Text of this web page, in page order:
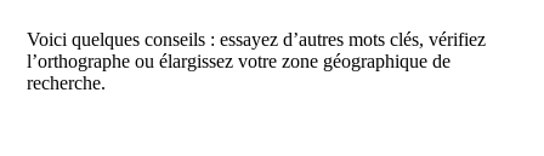
Voici quelques conseils : essayez d’autres mots clés, vérifiez
l’orthographe ou élargissez votre zone géographique de
recherche.